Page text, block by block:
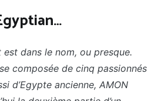
est dans le nom, ou presque.
composée de cinq passionnés
d’Egypte ancienne, AMON